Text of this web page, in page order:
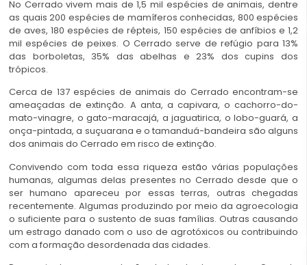
No Cerrado vivem mais de 1,5 mil espécies de animais, dentre
as quais 200 espécies de mamíferos conhecidas, 800 espécies
de aves, 180 espécies de répteis, 150 espécies de anfíbios e 1,2
mil espécies de peixes. O Cerrado serve de refúgio para 13%
das borboletas, 35% das abelhas e 23% dos cupins dos
trópicos.
Cerca de 137 espécies de animais do Cerrado encontram-se
ameaçadas de extinção. A anta, a capivara, o cachorro-do-
mato-vinagre, o gato-maracajá, a jaguatirica, o lobo-guará, a
onça-pintada, a suçuarana e o tamanduá-bandeira são alguns
dos animais do Cerrado em risco de extinção.
Convivendo com toda essa riqueza estão várias populações
humanas, algumas delas presentes no Cerrado desde que o
ser humano apareceu por essas terras, outras chegadas
recentemente. Algumas produzindo por meio da agroecologia
o suficiente para o sustento de suas famílias. Outras causando
um estrago danado com o uso de agrotóxicos ou contribuindo
com a formação desordenada das cidades.